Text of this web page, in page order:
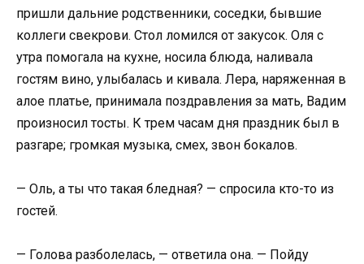
пришли дальние родственники, соседки, бывшие
коллеги свекрови. Стол ломился от закусок. Оля с
утра помогала на кухне, носила блюда, наливала
гостям вино, улыбалась и кивала. Лера, наряженная в
алое платье, принимала поздравления за мать, Вадим
произносил тосты. К трем часам дня праздник был в
разгаре; громкая музыка, смех, звон бокалов.
— Оль, а ты что такая бледная? — спросила кто-то из
гостей.
— Голова разболелась, — ответила она. — Пойду